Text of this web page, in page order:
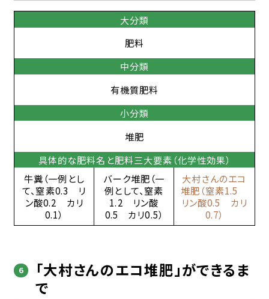
大分類
肥料
中分類
有機質肥料
小分類
堆肥
具体的な肥料名と肥料三大要素（化学性効果）
牛糞（一例とし
て、窒素0.3 リ
ン酸0.2 カリ
0.1）
バーク堆肥（一
例として、窒素
1.2 リン酸
0.5 カリ0.5）
大村さんのエコ
堆肥（窒素1.5
リン酸0.5 カリ
0.7）
「大村さんのエコ堆肥」ができるま
で